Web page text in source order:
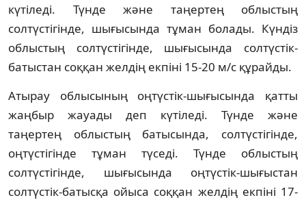
күтіледі. Түнде және таңертең облыстың
солтүстігінде, шығысында тұман болады. Күндіз
облыстың солтүстігінде, шығысында солтүстік-
батыстан соққан желдің екпіні 15-20 м/с құрайды.
Атырау облысының оңтүстік-шығысында қатты
жаңбыр жауады деп күтіледі. Түнде және
таңертең облыстың батысында, солтүстігінде,
оңтүстігінде тұман түседі. Түнде облыстың
солтүстігінде, шығысында оңтүстік-шығыстан
солтүстік-батысқа ойыса соққан желдің екпіні 17-